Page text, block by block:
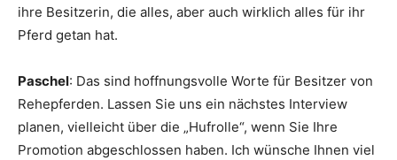
ihre Besitzerin, die alles, aber auch wirklich alles für ihr
Pferd getan hat.
Paschel: Das sind hoffnungsvolle Worte für Besitzer von
Rehepferden. Lassen Sie uns ein nächstes Interview
planen, vielleicht über die „Hufrolle“, wenn Sie Ihre
Promotion abgeschlossen haben. Ich wünsche Ihnen viel